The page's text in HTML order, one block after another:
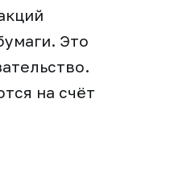
Это
на счёт